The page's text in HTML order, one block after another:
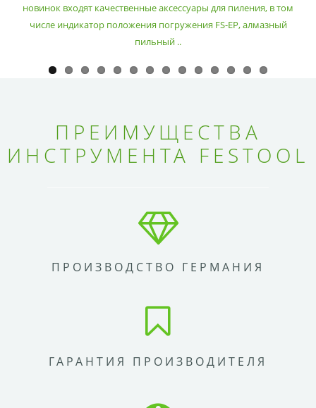
новинок входят качественные аксессуары для пиления, в том
числе индикатор положения погружения FS-EP, алмазный
пильный ..
ПРЕИМУЩЕСТВА
ИНСТРУМЕНТА FESTOOL
ПРОИЗВОДСТВО ГЕРМАНИЯ
ГАРАНТИЯ ПРОИЗВОДИТЕЛЯ